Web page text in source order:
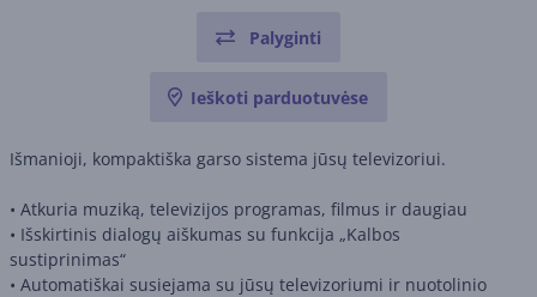
Palyginti
Ieškoti parduotuvėse
Išmanioji, kompaktiška garso sistema jūsų televizoriui.
• Atkuria muziką, televizijos programas, filmus ir daugiau
• Išskirtinis dialogų aiškumas su funkcija „Kalbos
sustiprinimas“
• Automatiškai susiejama su jūsų televizoriumi ir nuotolinio